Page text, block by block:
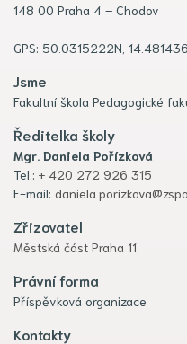
148 00 Praha 4 – Chodov
GPS: 50.0315222N,
Jsme
Fakultní škola Pedagogické
Ředitelka školy
Mgr. Daniela Pořízková
Tel.: + 420 272 926 315
E-mail:
Zřizovatel
Městská část Praha 11
Právní forma
Příspěvková organizace
Kontakty